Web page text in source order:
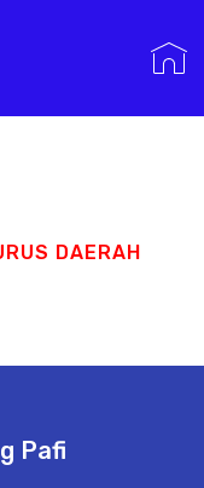
DAERAH
Pafi